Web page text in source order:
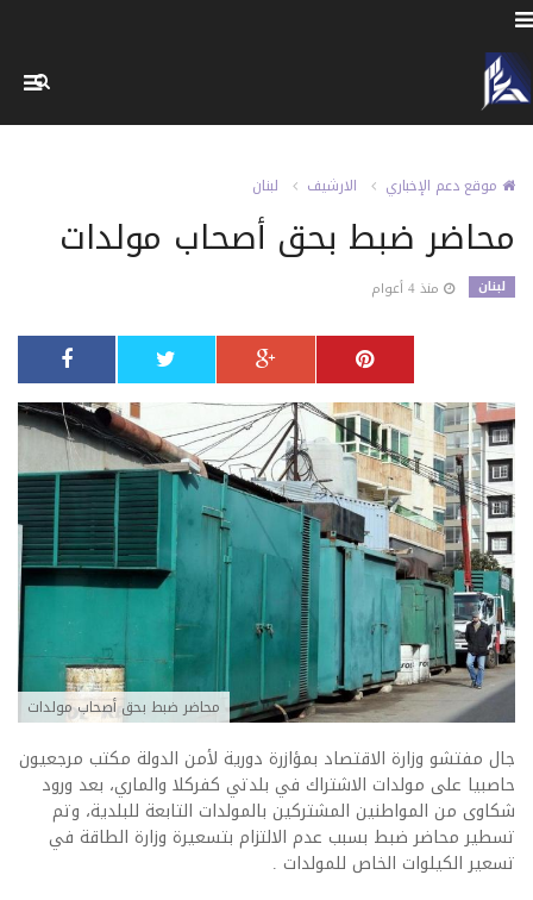
موقع دعم الإخباري الارشيف لبنان
محاضر ضبط بحق أصحاب مولدات
لبنان منذ 4 أعوام
محاضر ضبط بحق أصحاب مولدات
جال مفتشو وزارة الاقتصاد بمؤازرة دورية لأمن الدولة مكتب مرجعيون
حاصبيا على مولدات الاشتراك في بلدتي كفركلا والماري، بعد ورود
شكاوى من المواطنين المشتركين بالمولدات التابعة للبلدية، وتم
تسطير محاضر ضبط بسبب عدم الالتزام بتسعيرة وزارة الطاقة في
تسعير الكيلوات الخاص للمولدات .